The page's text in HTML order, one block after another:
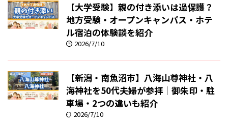
【大学受験】親の付き添いは過保護？
地方受験・オープンキャンパス・ホテ
ル宿泊の体験談を紹介
2026/7/10
【新潟・南魚沼市】八海山尊神社・八
海神社を50代夫婦が参拝｜御朱印・駐
車場・2つの違いも紹介
2026/7/10